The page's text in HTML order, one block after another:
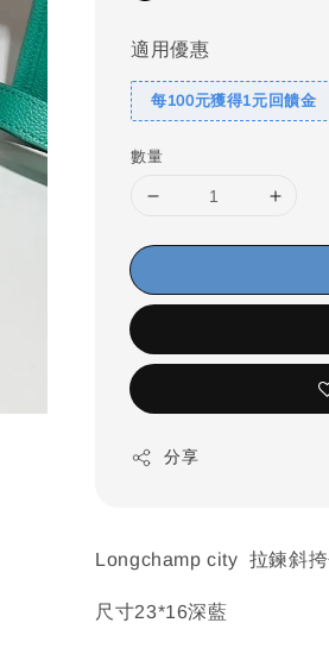
適用優惠
每100元獲得1元回饋金
數量
分享
Longchamp city 拉鍊斜
尺寸23*16深藍